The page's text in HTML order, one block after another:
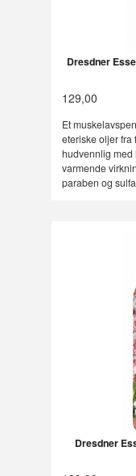
Dresdner
129,00
Et
eteriske oljer fra
hudvennlig med
varmende
paraben og
Dresdner